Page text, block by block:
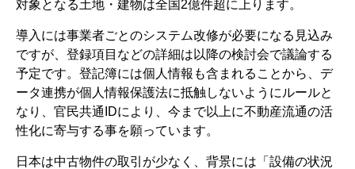
対象となる土地・建物は全国2億件超に上ります。
導入には事業者ごとのシステム改修が必要になる見込み
ですが、登録項目などの詳細は以降の検討会で議論する
予定です。登記簿には個人情報も含まれることから、デ
ータ連携が個人情報保護法に抵触しないようにルールと
なり、官民共通IDにより、今まで以上に不動産流通の活
性化に寄与する事を願っています。
日本は中古物件の取引が少なく、背景には「設備の状況